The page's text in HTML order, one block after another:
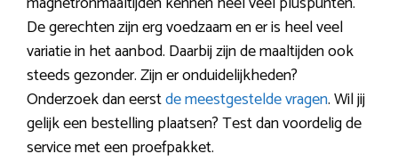
De gerechten zijn erg voedzaam en er is heel veel
variatie in het aanbod. Daarbij zijn de maaltijden ook
steeds gezonder. Zijn er onduidelijkheden?
Onderzoek dan eerstde meestgestelde vragen. Wil jij
gelijk een bestelling plaatsen? Test dan voordelig de
service met een proefpakket.